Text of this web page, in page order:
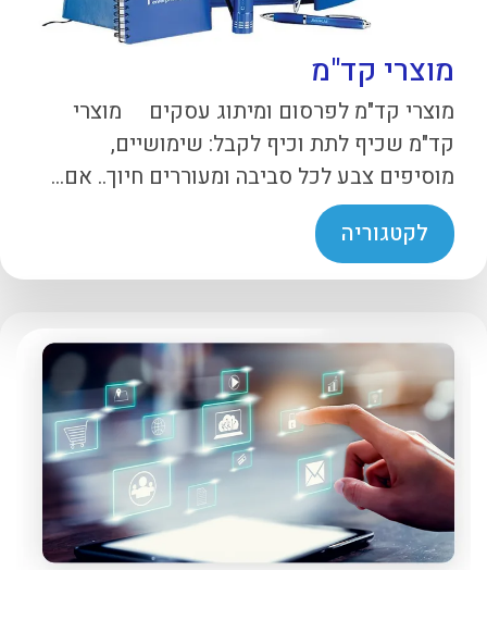
מוצרי קד"מ
מוצרי קד"מ לפרסום ומיתוג עסקים מוצרי
קד"מ שכיף לתת וכיף לקבל: שימושיים,
מוסיפים צבע לכל סביבה ומעוררים חיוך.. אם...
לקטגוריה